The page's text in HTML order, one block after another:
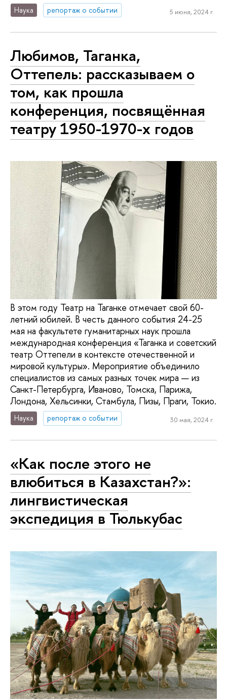
Наука репортаж о событии 5 июня, 2024 г.
Любимов, Таганка,
Оттепель: рассказываем о
том, как прошла
конференция, посвящённая
театру 1950-1970-х годов
В этом году Театр на Таганке отмечает свой 60-
летний юбилей. В честь данного события 24-25
мая на факультете гуманитарных наук прошла
международная конференция «Таганка и советский
театр Оттепели в контексте отечественной и
мировой культуры». Мероприятие объединило
специалистов из самых разных точек мира — из
Санкт-Петербурга, Иваново, Томска, Парижа,
Лондона, Хельсинки, Стамбула, Пизы, Праги, Токио.
Наука репортаж о событии 30 мая, 2024 г.
«Как после этого не
влюбиться в Казахстан?»:
лингвистическая
экспедиция в Тюлькубас